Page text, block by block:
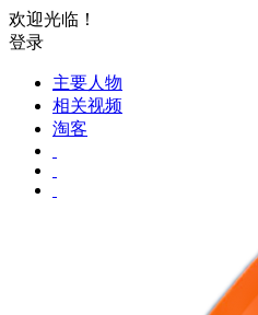
欢迎光临！
登录
主要人物
相关视频
淘客